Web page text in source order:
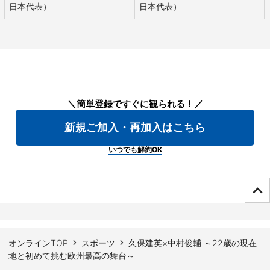
日本代表）
日本代表）
＼簡単登録ですぐに観られる！／
新規ご加入・再加入はこちら
いつでも解約OK
オンラインTOP スポーツ
久保建英×中村俊輔 ～22歳の現在
地と初めて挑む欧州最高の舞台～